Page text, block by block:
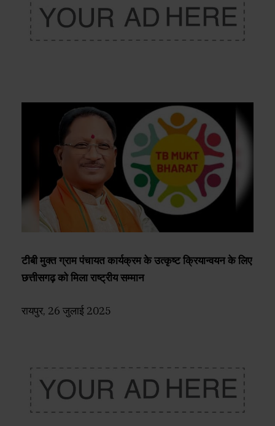
टीबी मुक्त ग्राम पंचायत कार्यक्रम के उत्कृष्ट क्रियान्वयन के लिए
छत्तीसगढ़ को मिला राष्ट्रीय सम्मान
रायपुर, 26 जुलाई 2025